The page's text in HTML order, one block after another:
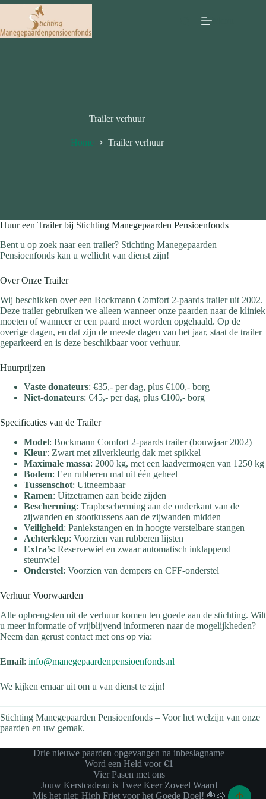
Ga
inhoud
Trailer verhuur
Home Trailer verhuur
Huur een Trailer bij Stichting Manegepaarden Pensioenfonds
Bent u op zoek naar een trailer? Stichting Manegepaarden
Pensioenfonds kan u wellicht van dienst zijn!
Over Onze Trailer
Wij beschikken over een Bockmann Comfort 2-paards trailer uit 2002.
Deze trailer gebruiken we alleen wanneer onze paarden naar de kliniek
moeten of wanneer er een paard moet worden opgehaald. Op de
overige dagen, en dat zijn de meeste dagen van het jaar, staat de trailer
geparkeerd en is deze beschikbaar voor verhuur.
Huurprijzen
Vaste donateurs: €35,- per dag, plus €100,- borg
Niet-donateurs: €45,- per dag, plus €100,- borg
Specificaties van de Trailer
Model: Bockmann Comfort 2-paards trailer (bouwjaar 2002)
Kleur: Zwart met zilverkleurig dak met spikkel
Maximale massa: 2000 kg, met een laadvermogen van 1250 kg
Bodem: Een rubberen mat uit één geheel
Tussenschot: Uitneembaar
Ramen: Uitzetramen aan beide zijden
Bescherming: Trapbescherming aan de onderkant van de
zijwanden en stootkussens aan de zijwanden midden
Veiligheid: Paniekstangen en in hoogte verstelbare stangen
Achterklep: Voorzien van rubberen lijsten
Extra’s: Reservewiel en zwaar automatisch inklappend
steunwiel
Onderstel: Voorzien van dempers en CFF-onderstel
Verhuur Voorwaarden
Alle opbrengsten uit de verhuur komen ten goede aan de stichting. Wilt
u meer informatie of vrijblijvend informeren naar de mogelijkheden?
Neem dan gerust contact met ons op via:
Email: info@manegepaardenpensioenfonds.nl
We kijken ernaar uit om u van dienst te zijn!
Stichting Manegepaarden Pensioenfonds – Voor het welzijn van onze
paarden en uw gemak.
Drie nieuwe paarden opgevangen na inbeslagname
Word een Held voor €1
Vier Pasen met ons
Jouw Kerstcadeau is Twee Keer Zoveel Waard
Mis het niet: High Friet voor het Goede Doel! 🍟🐴